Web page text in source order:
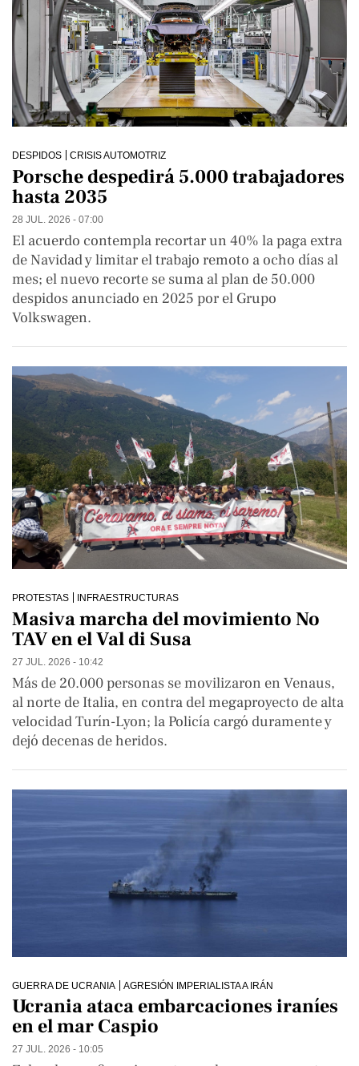
DESPIDOS CRISIS AUTOMOTRIZ
Porsche despedirá 5.000 trabajadores
hasta 2035
28 JUL. 2026 - 07:00
El acuerdo contempla recortar un 40% la paga extra
de Navidad y limitar el trabajo remoto a ocho días al
mes; el nuevo recorte se suma al plan de 50.000
despidos anunciado en 2025 por el Grupo
Volkswagen.
PROTESTAS INFRAESTRUCTURAS
Masiva marcha del movimiento No
TAV en el Val di Susa
27 JUL. 2026 - 10:42
Más de 20.000 personas se movilizaron en Venaus,
al norte de Italia, en contra del megaproyecto de alta
velocidad Turín-Lyon; la Policía cargó duramente y
dejó decenas de heridos.
GUERRA DE UCRANIA AGRESIÓN IMPERIALISTA A IRÁN
Ucrania ataca embarcaciones iraníes
en el mar Caspio
27 JUL. 2026 - 10:05